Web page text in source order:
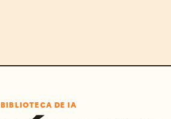
BIBLIOTECA DE IA